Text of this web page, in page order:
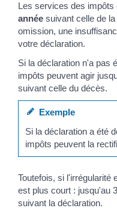
Les services des impôts
annéesuivant celle de la
omission, une
votre déclaration.
Si la déclaration n'a pas
impôts peuvent agir
suivant celle du décès.
Exemple
Si la déclaration a été
impôts peuvent la
Toutefois, si l'irrégularité
est plus court : jusqu'au
suivant la déclaration.